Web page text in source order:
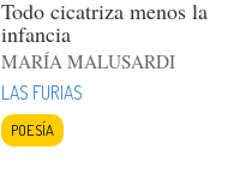
Todo cicatriza menos la
infancia
MARÍA MALUSARDI
LAS FURIAS
POESÍA